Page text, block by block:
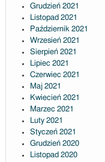
Grudzień 2021
Listopad 2021
Październik 2021
Wrzesień 2021
Sierpień 2021
Lipiec 2021
Czerwiec 2021
Maj 2021
Kwiecień 2021
Marzec 2021
Luty 2021
Styczeń 2021
Grudzień 2020
Listopad 2020